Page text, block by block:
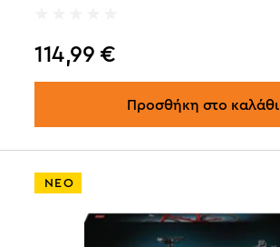
114,99 €
Προσθήκη στο καλάθι
ΝΕΟ